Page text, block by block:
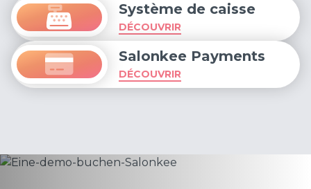
Système de caisse
DÉCOUVRIR
Salonkee Payments
DÉCOUVRIR